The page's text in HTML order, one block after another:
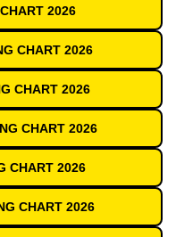
2026
CHART 2026
CHART 2026
CHART 2026
CHART 2026
CHART 2026